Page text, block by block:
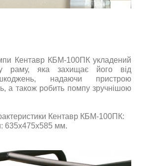
Кентавр КБМ-100ПК укладений
раму, яка захищає його від
надаючи пристрою
а також робить помпу зручнішою
Кентавр КБМ-100ПК:
635х475х585 мм.